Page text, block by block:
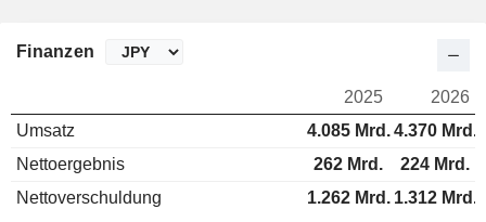
Finanzen
2025
2026
Umsatz
4.085 Mrd.4.370 Mrd.
Nettoergebnis
262 Mrd.
224 Mrd.
Nettoverschuldung
1.262 Mrd. 1.312 Mrd.